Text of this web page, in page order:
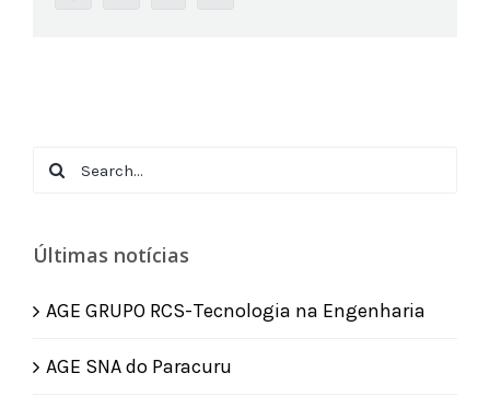
Search
Últimas notícias
AGE GRUPO RCS-Tecnologia na Engenharia
AGE SNA do Paracuru